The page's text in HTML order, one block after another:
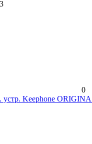
0
устр. Keephone